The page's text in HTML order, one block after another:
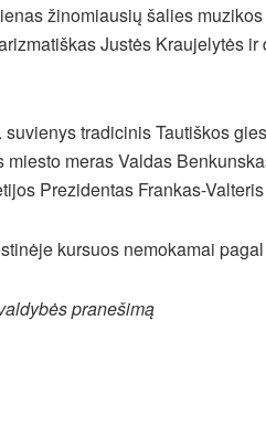
žinomiausių šalies
Justės Kraujelytės
tradicinis Tautiškos
meras Valdas
Prezidentas Frankas-
kursuos nemokamai
pranešimą